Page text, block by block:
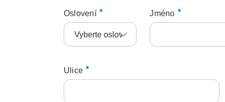
Oslovení Jméno
Ulice